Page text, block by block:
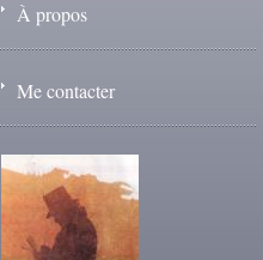
À propos
Me contacter